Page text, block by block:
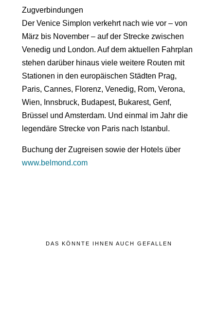
Zugverbindungen
Der Venice Simplon verkehrt nach wie vor – von
März bis November – auf der Strecke zwischen
Venedig und London. Auf dem aktuellen Fahrplan
stehen darüber hinaus viele weitere Routen mit
Stationen in den europäischen Städten Prag,
Paris, Cannes, Florenz, Venedig, Rom, Verona,
Wien, Innsbruck, Budapest, Bukarest, Genf,
Brüssel und Amsterdam. Und einmal im Jahr die
legendäre Strecke von Paris nach Istanbul .
Buchung der Zugreisen sowie der Hotels über
www.belmond.com
DAS KÖNNTE IHNEN AUCH GEFALLEN